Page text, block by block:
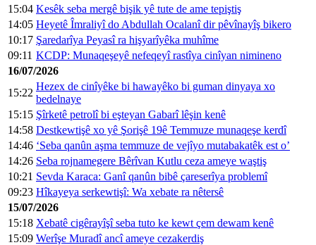
15:04 Kesêk seba mergê bişik yê tute de ame tepiştiş
14:05 Heyetê Îmraliyî do Abdullah Ocalanî dir pêvînayîş bikero
10:17 Şaredarîya Peyasî ra hişyarîyêka muhîme
09:11 KCDP: Munaqeşeyê nefeqeyî rastîya cinîyan nimineno
16/07/2026
15:22
Hezex de cinîyêke bi hawayêko bi guman dinyaya xo
bedelnaye
15:15 Şîrketê petrolî bi eşteyan Gabarî lêşin kenê
14:58 Destkewtişê xo yê Şorişê 19ê Temmuze munaqeşe kerdî
14:46 ‘Seba qanûn aşma temmuze de vejîyo mutabakatêk est o’
14:26 Seba rojnamegere Bêrîvan Kutlu ceza ameye waştiş
10:21 Sevda Karaca: Ganî qanûn bibê çareserîya problemî
09:23 Hîkayeya serkewtişî: Wa xebate ra nêtersê
15/07/2026
15:18 Xebatê cigêrayîşî seba tuto ke kewt çem dewam kenê
15:09 Werîşe Muradî ancî ameye cezakerdiş